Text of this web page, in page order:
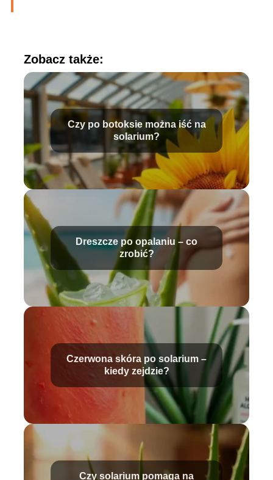
Zobacz także:
Czy po botoksie można iść na
solarium?
Dreszcze po opalaniu – co
zrobić?
Czerwona skóra po solarium –
kiedy zejdzie?
Czy solarium pomaga na